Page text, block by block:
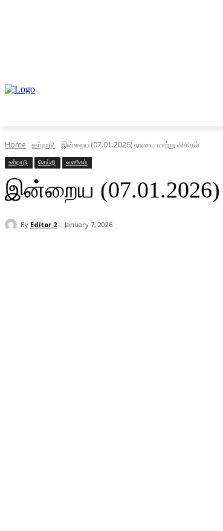
Home உள்நாடு இன்றைய (07.01.2026) நாணய மாற்று விகிதம்
உள்நாடு செய்தி வணிகம்
இன்றைய
By Editor 2 January 7, 2026